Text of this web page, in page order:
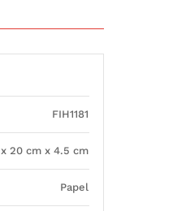
FIH1181
20 cm x 4.5 cm
Papel